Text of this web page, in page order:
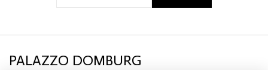
PALAZZO DOMBURG